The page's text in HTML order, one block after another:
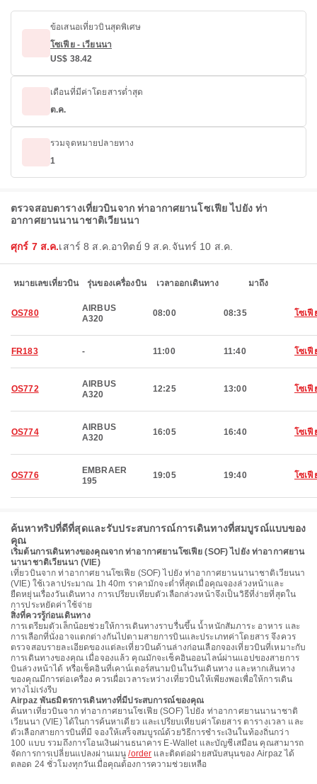
ข้อเสนอเที่ยวบินสุดพิเศษ
โซเฟีย - เวียนนา
US$ 38.42
เดือนที่มีค่าโดยสารต่ำสุด
ต.ค.
รวมจุดหมายปลายทาง
1
ตรวจสอบตารางเที่ยวบินจาก ท่าอากาศยานโซเฟีย ไปยัง ท่า
อากาศยานนานาชาติเวียนนา
ศุกร์ 7 ส.ค.เสาร์ 8 ส.ค. อาทิตย์ 9 ส.ค. จันทร์ 10 ส.ค.
หมายเลขเที่ยวบิน รุ่นของเครื่องบิน เวลาออกเดินทาง มาถึง
OS780
AIRBUS
A320
08:00 08:35 โซเฟี
FR183 - 11:00 11:40 โซเฟี
OS772
AIRBUS
A320
12:25 13:00 โซเฟี
OS774
AIRBUS
A320
16:05 16:40 โซเฟี
OS776
EMBRAER
195
19:05 19:40 โซเฟี
ค้นหาทริปที่ดีที่สุดและรับประสบการณ์การเดินทางที่สมบูรณ์แบบของ
คุณ
เริ่มต้นการเดินทางของคุณจาก ท่าอากาศยานโซเฟีย (SOF) ไปยัง ท่าอากาศยาน
นานาชาติเวียนนา (VIE)
เที่ยวบินจาก ท่าอากาศยานโซเฟีย (SOF) ไปยัง ท่าอากาศยานนานาชาติเวียนนา
(VIE) ใช้เวลาประมาณ 1h 40m ราคามักจะต่ำที่สุดเมื่อคุณจองล่วงหน้าและ
ยืดหยุ่นเรื่องวันเดินทาง การเปรียบเทียบตัวเลือกล่วงหน้าจึงเป็นวิธีที่ง่ายที่สุดใน
การประหยัดค่าใช้จ่าย
สิ่งที่ควรรู้ก่อนเดินทาง
การเตรียมตัวเล็กน้อยช่วยให้การเดินทางราบรื่นขึ้น น้ำหนักสัมภาระ อาหาร และ
การเลือกที่นั่งอาจแตกต่างกันไปตามสายการบินและประเภทค่าโดยสาร จึงควร
ตรวจสอบรายละเอียดของแต่ละเที่ยวบินด้านล่างก่อนเลือกจองเที่ยวบินที่เหมาะกับ
การเดินทางของคุณ เมื่อจองแล้ว คุณมักจะเช็คอินออนไลน์ผ่านแอปของสายการ
บินล่วงหน้าได้ หรือเช็คอินที่เคาน์เตอร์สนามบินในวันเดินทาง และหากเส้นทาง
ของคุณมีการต่อเครื่อง ควรเผื่อเวลาระหว่างเที่ยวบินให้เพียงพอเพื่อให้การเดิน
ทางไม่เร่งรีบ
Airpaz พันธมิตรการเดินทางที่มีประสบการณ์ของคุณ
ค้นหาเที่ยวบินจาก ท่าอากาศยานโซเฟีย (SOF) ไปยัง ท่าอากาศยานนานาชาติ
เวียนนา (VIE) ได้ในการค้นหาเดียว และเปรียบเทียบค่าโดยสาร ตารางเวลา และ
ตัวเลือกสายการบินที่มี จองให้เสร็จสมบูรณ์ด้วยวิธีการชำระเงินในท้องถิ่นกว่า
100 แบบ รวมถึงการโอนเงินผ่านธนาคาร E-Wallet และบัญชีเสมือน คุณสามารถ
จัดการการเปลี่ยนแปลงผ่านเมนู/order และติดต่อฝ่ายสนับสนุนของ Airpaz ได้
ตลอด 24 ชั่วโมงทุกวันเมื่อคุณต้องการความช่วยเหลือ